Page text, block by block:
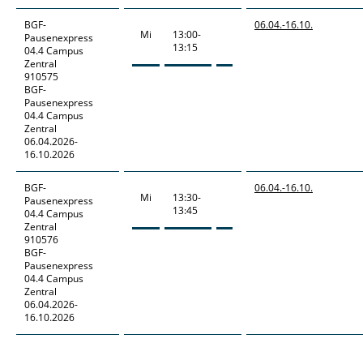
BGF-
Pausenexpress
04.4 Campus
Zentral
910575
BGF-
Pausenexpress
04.4 Campus
Zentral
06.04.2026-
16.10.2026
Mi
13:00-
13:15
06.04.-16.10.
BGF-
Pausenexpress
04.4 Campus
Zentral
910576
BGF-
Pausenexpress
04.4 Campus
Zentral
06.04.2026-
16.10.2026
Mi
13:30-
13:45
06.04.-16.10.